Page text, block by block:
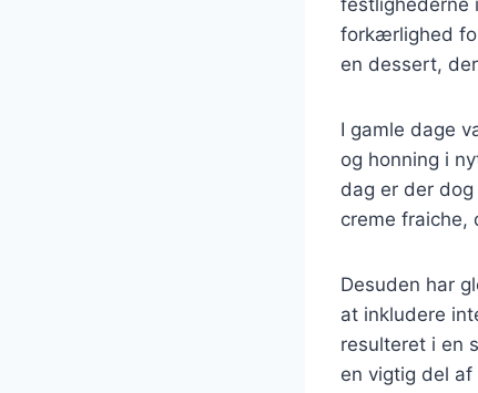
forkærlighed
en dessert,
I gamle dage
og honning i
dag er der
creme fraiche,
Desuden har
at inkludere
resulteret i en
en vigtig del af